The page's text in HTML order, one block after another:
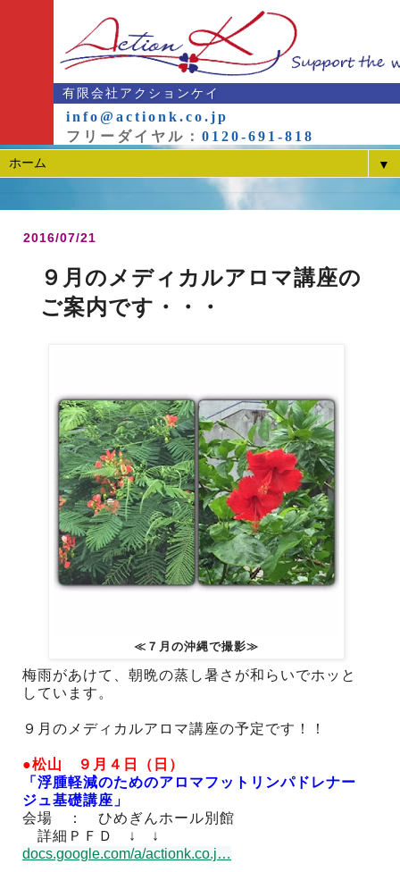
有限会社アクションケイ
info@actionk.co.jp
フリーダイヤル： 0120-691-818
▼
2016/07/21
９月のメディカルアロマ講座の
ご案内です・・・
≪７月の沖縄で撮影≫
梅雨があけて、朝晩の蒸し暑さが和らいでホッと
しています。
９月のメディカルアロマ講座の予定です！！
●松山 ９月４日（日）
「浮腫軽減のためのアロマフットリンパドレナー
ジュ基礎講座」
会場 ： ひめぎんホール別館
詳細ＰＦＤ ↓ ↓
docs.google.com/a/actionk.co.j…